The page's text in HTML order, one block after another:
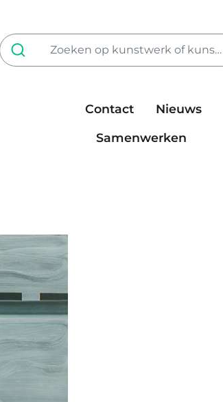
Contact Nieuws
Samenwerken